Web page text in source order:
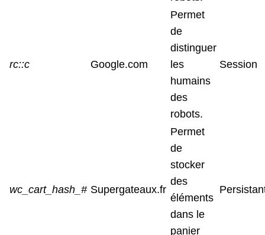
rc::c Google.com
Permet
de
distinguer
les
humains
des
robots.
Session
wc_cart_hash_# Supergateaux.fr
Permet
de
stocker
des
éléments
dans le
panier